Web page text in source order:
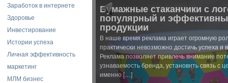
Заработок в интернете
Здоровье
Инвестирование
Истории успеха
Личная эффективность
маркетинг
МЛМ бизнес
Бумажные стаканчики с
популярный и
продукции
В наше время реклама играет огромную
практически невозможно достичь успеха
Реклама позволяет привлечь внимание
узнаваемость бренда, установить связь с
именно […]